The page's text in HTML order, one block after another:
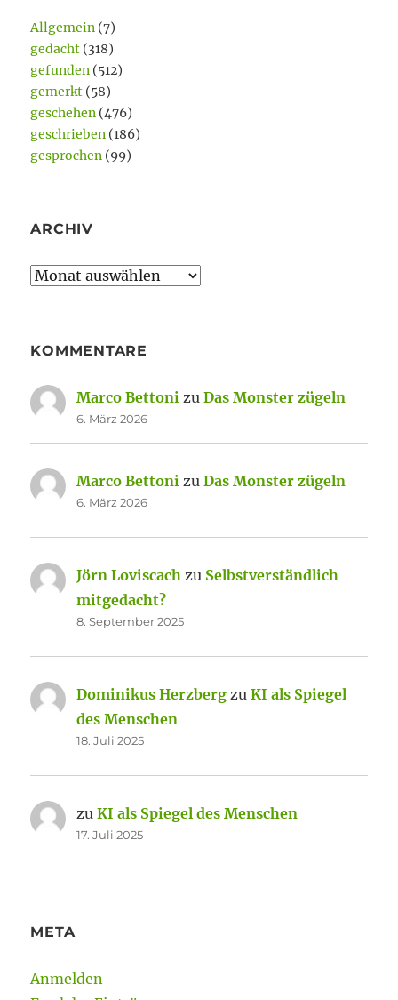
Allgemein (7)
gedacht (318)
gefunden (512)
gemerkt (58)
geschehen (476)
geschrieben (186)
gesprochen (99)
ARCHIV
Archiv
KOMMENTARE
Marco Bettoni zuDas Monster zügeln
6. März 2026
Marco Bettoni zuDas Monster zügeln
6. März 2026
Jörn Loviscach zu Selbstverständlich
mitgedacht?
8. September 2025
Dominikus Herzberg zuKI als Spiegel
des Menschen
18. Juli 2025
zuKI als Spiegel des Menschen
17. Juli 2025
META
Anmelden